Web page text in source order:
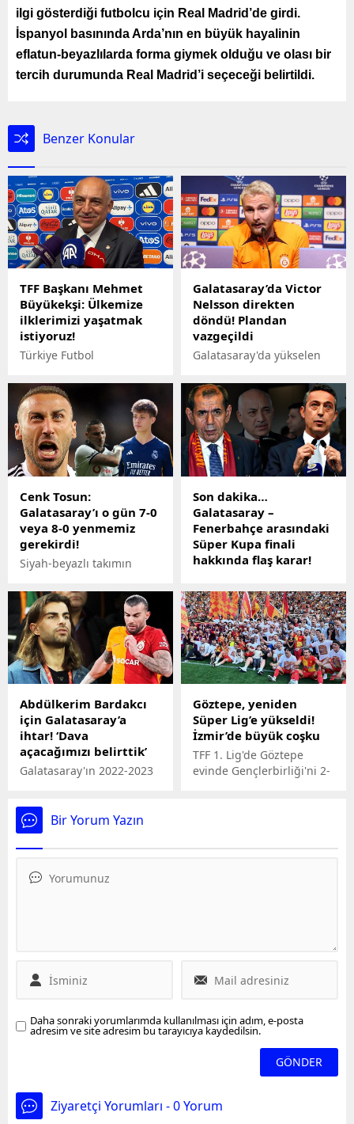
ilgi gösterdiği futbolcu için Real Madrid’de girdi.
İspanyol basınında Arda’nın en büyük hayalinin
eflatun-beyazlılarda forma giymek olduğu ve olası bir
tercih durumunda Real Madrid’i seçeceği belirtildi.
Benzer Konular
TFF Başkanı Mehmet
Büyükekşi: Ülkemize
ilklerimizi yaşatmak
istiyoruz!
Türkiye Futbol
Mehmet Büyükekşi, A Milli
Futbol Takımı'nın EURO
2024 grubunu
değerlendirdi.
Galatasaray’da Victor
Nelsson direkten
döndü! Plandan
vazgeçildi
Galatasaray'da yükselen
çeken Victor Nelsson için
yapılan plandan
vazgeçildiği ortaya çıktı.
Cenk Tosun:
Galatasaray’ı o gün 7-0
veya 8-0 yenmemiz
gerekirdi!
Siyah-beyazlı takımın
Beşiktaş Youtube
hesabına 2 Aralık 2017'de
oynanan Galatasaray
derbisiyle ilgili
açıklamalar yaptı.
Son dakika…
Galatasaray –
Fenerbahçe arasındaki
Süper Kupa finali
hakkında flaş karar!
açıklama geldi
Son dakika Süper Kupa
maçı haberine göre,
Galatasaray - Fenerbahçe
arasındaki Süper Kupa
finali hakkında flaş karar!
açıklama geldi
Abdülkerim Bardakcı
için Galatasaray’a
ihtar! ‘Dava
açacağımızı belirttik’
Galatasaray'ın 2022-2023
ettiği Abdülkerim Bardakcı
için yeşil-beyazlı kulüpten
sarı-kırmızılılara ihtar
Göztepe, yeniden
Süper Lig’e yükseldi!
İzmir’de büyük coşku
TFF 1. Lig'de Göztepe
evinde Gençlerbirliği'ni 2-
Bir Yorum Yazın
Daha sonraki yorumlarımda kullanılması için adım, e-posta
adresim ve site adresim bu tarayıcıya kaydedilsin.
Ziyaretçi Yorumları - 0 Yorum